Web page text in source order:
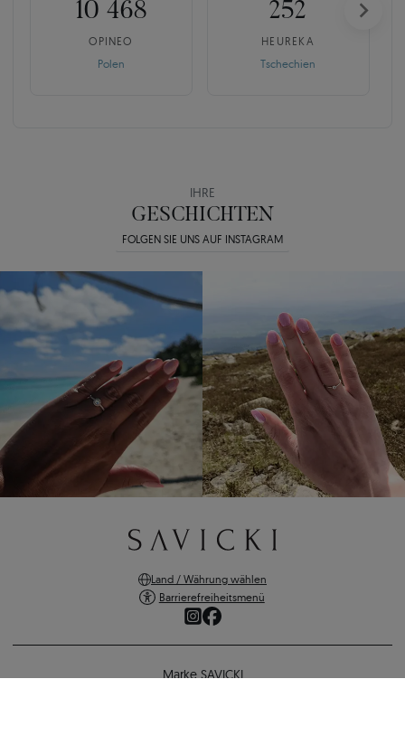
10 468
OPINEO
Polen
252
HEUREKA
Tschechien
IHRE
GESCHICHTEN
FOLGEN SIE UNS AUF INSTAGRAM
Land / Währung wählen
Barrierefreiheitsmenü
Marke SAVICKI